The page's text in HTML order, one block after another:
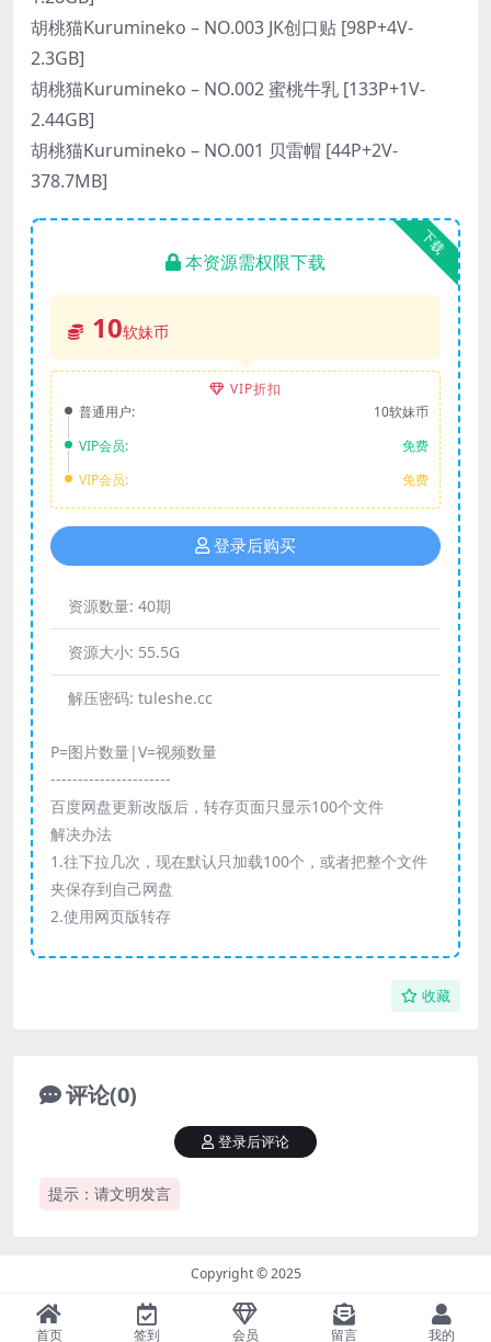
胡桃猫Kurumineko – NO.003 JK创口贴 [98P+4V-
2.3GB]
胡桃猫Kurumineko – NO.002 蜜桃牛乳 [133P+1V-
2.44GB]
胡桃猫Kurumineko – NO.001 贝雷帽 [44P+2V-
378.7MB]
下载
本资源需权限下载
10软妹币
VIP折扣
普通用户:
10软妹币
VIP会员:
免费
VIP会员:
免费
登录后购买
资源数量: 40期
资源大小: 55.5G
解压密码: tuleshe.cc
P=图片数量|V=视频数量
----------------------
百度网盘更新改版后，转存页面只显示100个文件
解决办法
1.往下拉几次，现在默认只加载100个，或者把整个文件
夹保存到自己网盘
2.使用网页版转存
收藏
评论(0)
提示：请文明发言
登录后评论
Copyright © 2025
首页 签到 会员 留言 我的